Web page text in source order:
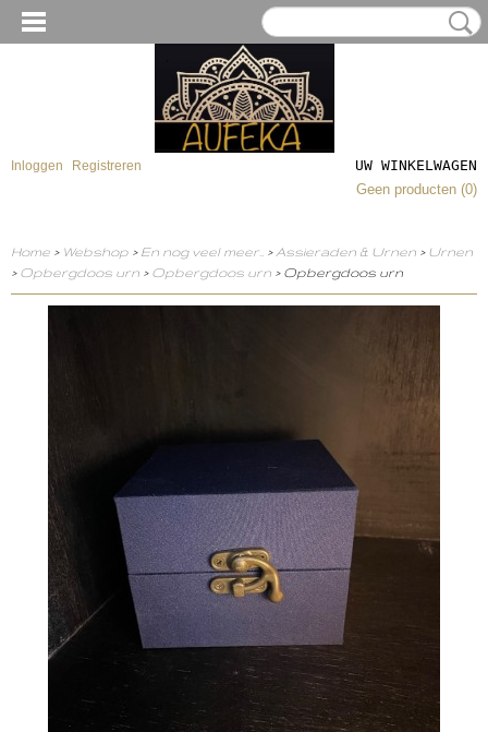
Inloggen Registreren
UW WINKELWAGEN
Geen producten (0)
Home > Webshop > En nog veel meer.. > Assieraden & Urnen > Urnen
> Opbergdoos urn > Opbergdoos urn > Opbergdoos urn